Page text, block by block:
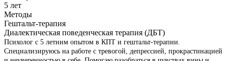
5 лет
Методы
Гештальт-терапия
Диалектическая поведенческая терапия (ДБТ)
Психолог с 5 летним опытом в КПТ и гештальт-терапии.
Специализируюсь на работе с тревогой, депрессией, прокрастинацией